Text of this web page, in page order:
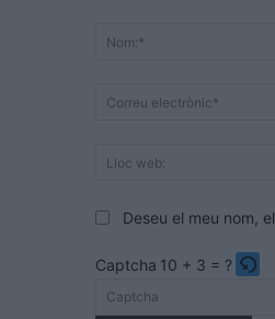
Deseu el meu nom,
Captcha 10 + 3 = ?